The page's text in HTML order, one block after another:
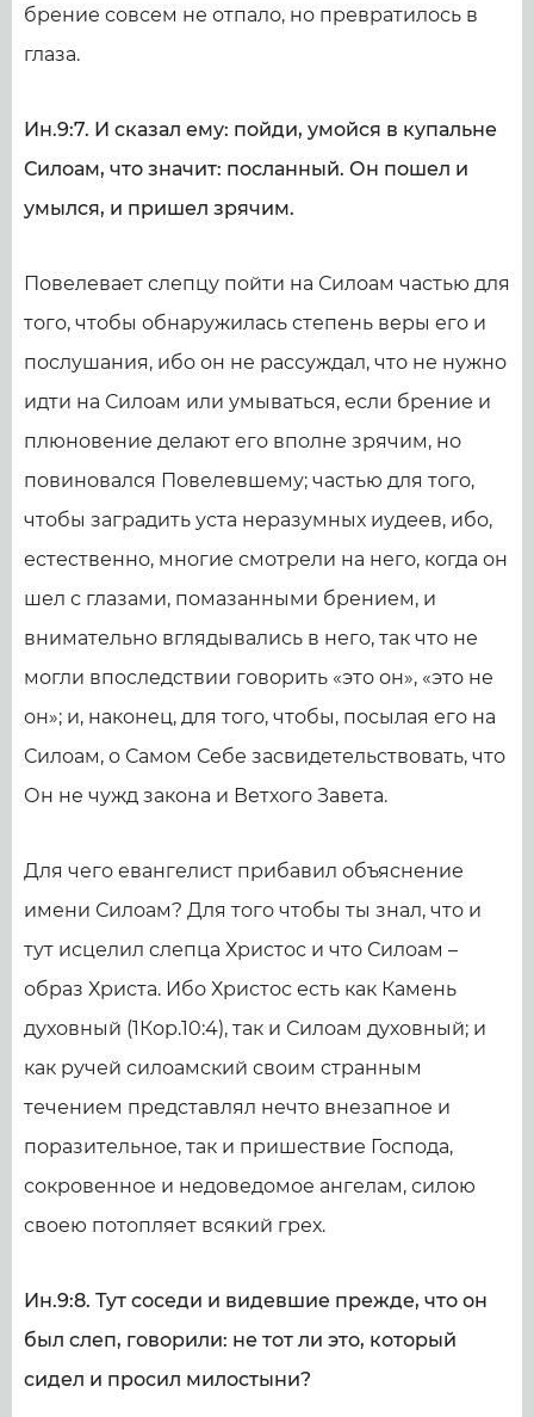
брение совсем не отпало, но превратилось в
глаза.
Ин.9:7. И сказал ему: пойди, умойся в купальне
Силоам, что значит: посланный. Он пошел и
умылся, и пришел зрячим.
Повелевает слепцу пойти на Силоам частью для
того, чтобы обнаружилась степень веры его и
послушания, ибо он не рассуждал, что не нужно
идти на Силоам или умываться, если брение и
плюновение делают его вполне зрячим, но
повиновался Повелевшему; частью для того,
чтобы заградить уста неразумных иудеев, ибо,
естественно, многие смотрели на него, когда он
шел с глазами, помазанными брением, и
внимательно вглядывались в него, так что не
могли впоследствии говорить «это он», «это не
он»; и, наконец, для того, чтобы, посылая его на
Силоам, о Самом Себе засвидетельствовать, что
Он не чужд закона и Ветхого Завета.
Для чего евангелист прибавил объяснение
имени Силоам? Для того чтобы ты знал, что и
тут исцелил слепца Христос и что Силоам –
образ Христа. Ибо Христос есть как Камень
духовный (1Кор.10:4), так и Силоам духовный; и
как ручей силоамский своим странным
течением представлял нечто внезапное и
поразительное, так и пришествие Господа,
сокровенное и недоведомое ангелам, силою
своею потопляет всякий грех.
Ин.9:8. Тут соседи и видевшие прежде, что он
был слеп, говорили: не тот ли это, который
сидел и просил милостыни?